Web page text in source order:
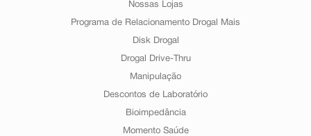
Nossas Lojas
Programa de Relacionamento Drogal Mais
Disk Drogal
Drogal Drive-Thru
Manipulação
Descontos de Laboratório
Bioimpedância
Momento Saúde